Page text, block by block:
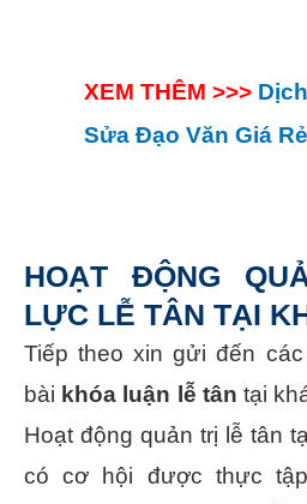
XEM THÊM >>>
Sửa Đạo Văn Giá Rẻ
HOẠT ĐỘNG
LỰC LỄ TÂN TẠI
Tiếp theo xin gửi đến
bài khóa luận lễ tân tại
Hoạt động quản trị lễ tân
có cơ hội được thực